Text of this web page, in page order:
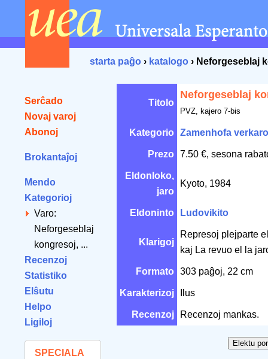
starta paĝo › katalogo › Neforgeseblaj
Serĉado
Novaj varoj
Abonoj
Brokantaĵoj
Mendo
Kategorioj
Varo:
Neforgeseblaj
kongresoj, ...
Recenzoj
Statistiko
Elŝutu
Helpo
Ligiloj
SPECIALA
Titolo
Neforgeseblaj
PVZ, kajero 7-bis
Kategorio Zamenhofa verkaro
Prezo 7.50 €, sesona
Eldonloko,
jaro
Kyoto, 1984
Eldoninto Ludovikito
Klarigoj
Represoj plejparte
kaj La revuo el la
Formato 303 paĝoj, 22 cm
Karakterizoj Ilus
Recenzoj Recenzoj mankas.